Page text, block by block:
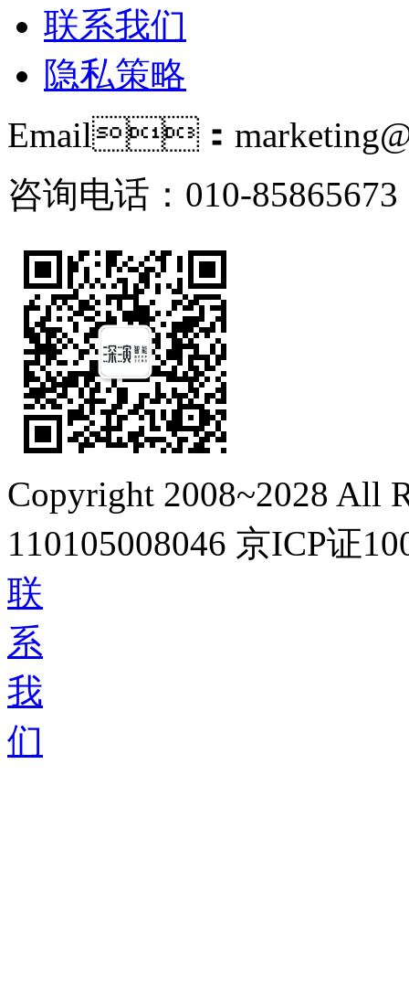
联系我们
隐私策略
Email：
咨询电话：010-85865673
Copyright 2008~2028 All
110105008046 京ICP证
联
系
我
们